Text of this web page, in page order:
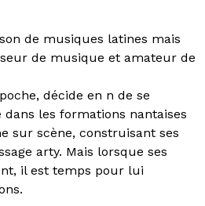
de musiques latines mais
de musique et amateur de
décide en n de se
les formations nantaises
sur scène, construisant ses
arty. Mais lorsque ses
il est temps pour lui